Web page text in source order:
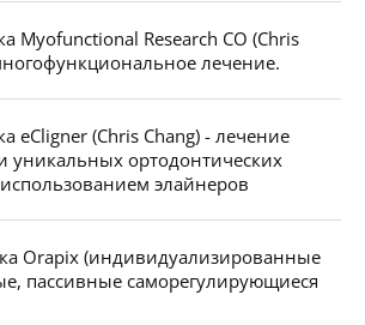
Myofunctional Research CO (Chris
лечение.
eCligner (Chris Chang) - лечение
уникальных ортодонтических
элайнеров
Orapix (индивидуализированные
пассивные саморегулирующиеся